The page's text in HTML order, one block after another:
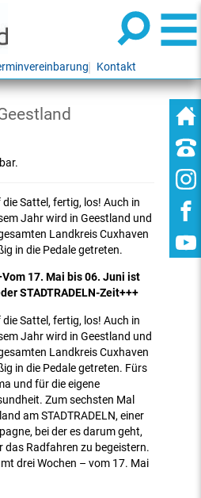
Kontakt
die Sattel, fertig, los! Auch in
Jahr wird in Geestland und
Landkreis Cuxhaven
in die Pedale getreten.
17. Mai bis 06. Juni ist
STADTRADELN-Zeit+++
die Sattel, fertig, los! Auch in
Jahr wird in Geestland und
Landkreis Cuxhaven
in die Pedale getreten. Fürs
und für die eigene
Zum sechsten Mal
am STADTRADELN, einer
bei der es darum geht,
das Radfahren zu begeistern.
drei Wochen – vom 17. Mai